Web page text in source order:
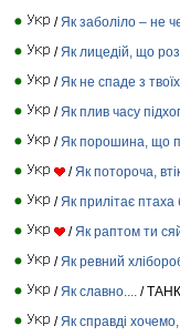
/ Як заболіло – не
/ Як лицедій, що
/ Як не спаде з
/ Як плив часу
/ Як порошина, що
/ Як потороча,
/ Як прилітає птаха
/ Як раптом ти
/ Як ревний хлібороб
/ Як славно.... /
/ Як справді